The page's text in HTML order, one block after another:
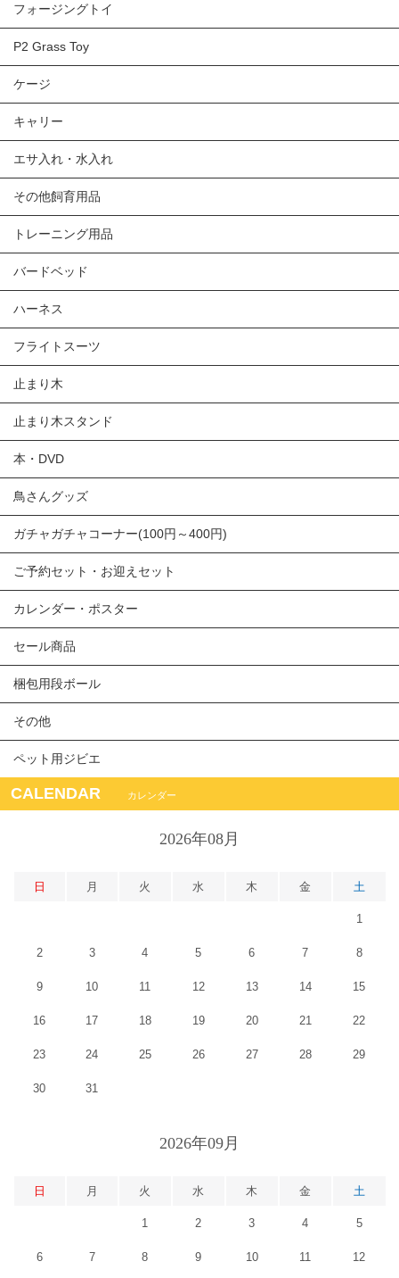
フォージングトイ
P2 Grass Toy
ケージ
キャリー
エサ入れ・水入れ
その他飼育用品
トレーニング用品
バードベッド
ハーネス
フライトスーツ
止まり木
止まり木スタンド
本・DVD
鳥さんグッズ
ガチャガチャコーナー(100円～400円)
ご予約セット・お迎えセット
カレンダー・ポスター
セール商品
梱包用段ボール
その他
ペット用ジビエ
CALENDAR カレンダー
2026年08月
日 月 火 水 木 金 土
1
2 3 4 5 6 7 8
9 10 11 12 13 14 15
16 17 18 19 20 21 22
23 24 25 26 27 28 29
30 31
2026年09月
日 月 火 水 木 金 土
1 2 3 4 5
6 7 8 9 10 11 12